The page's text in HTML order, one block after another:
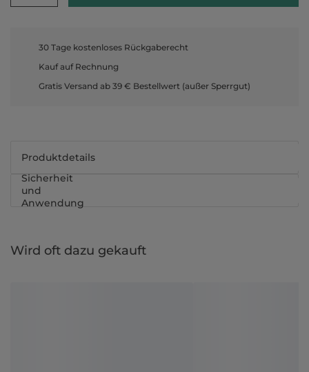
30 Tage kostenloses Rückgaberecht
Kauf auf Rechnung
Gratis Versand ab 39 € Bestellwert (außer Sperrgut)
Produktdetails
Sicherheit
und
Anwendung
Wird oft dazu gekauft